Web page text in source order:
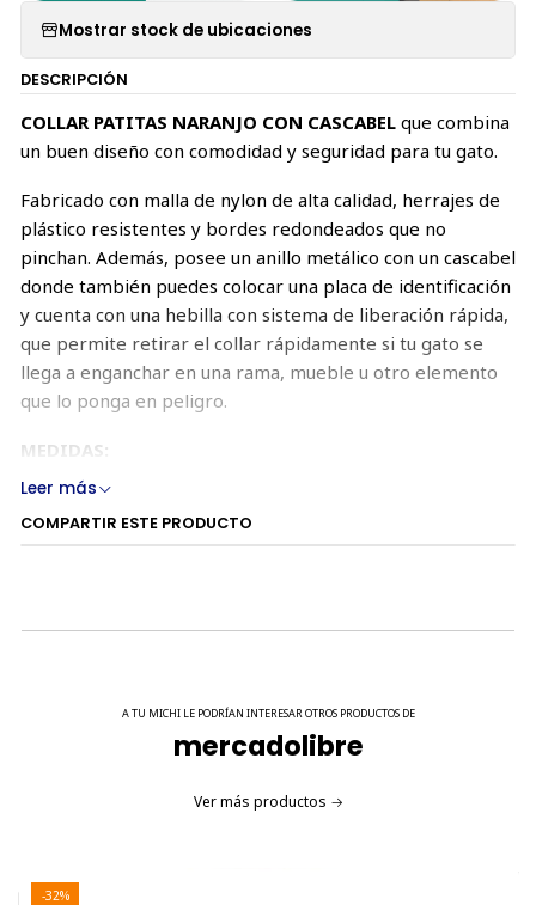
Mostrar stock de ubicaciones
DESCRIPCIÓN
COLLAR PATITAS NARANJO CON CASCABELque combina
un buen diseño con comodidad y seguridad para tu gato.
Fabricado con malla de nylon de alta calidad, herrajes de
plástico resistentes y bordes redondeados que no
pinchan. Además, posee un anillo metálico con un cascabel
donde también puedes colocar una placa de identificación
y cuenta con una hebilla con sistema de liberación rápida,
que permite retirar el collar rápidamente si tu gato se
llega a enganchar en una rama, mueble u otro elemento
que lo ponga en peligro.
MEDIDAS:
(44,4 cm largo máximo, 26,4 cm largo mínimo) x 1 cm de
ancho
Leer más
COMPARTIR ESTE PRODUCTO
A TU MICHI LE PODRÍAN INTERESAR OTROS PRODUCTOS DE
mercadolibre
Ver más productos
-32%